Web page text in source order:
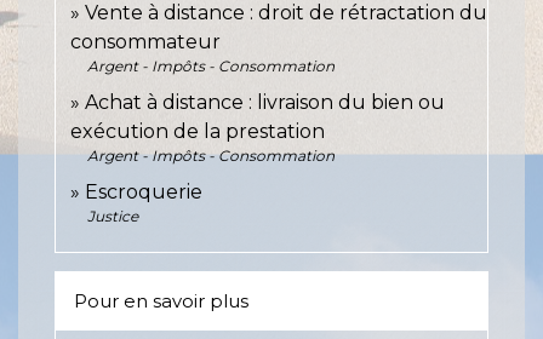
Vente à distance : droit de rétractation du
consommateur
Argent - Impôts - Consommation
Achat à distance : livraison du bien ou
exécution de la prestation
Argent - Impôts - Consommation
Escroquerie
Justice
Pour en savoir plus